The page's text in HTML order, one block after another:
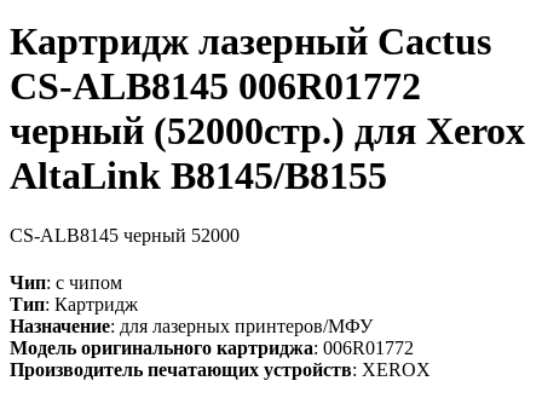
Картридж лазерный Cactus
CS-ALB8145 006R01772
черный (52000стр.) для Xerox
AltaLink B8145/B8155
CS-ALB8145 черный 52000
Чип: с чипом
Тип: Картридж
Назначение: для лазерных принтеров/МФУ
Модель оригинального картриджа: 006R01772
Производитель печатающих устройств: XEROX